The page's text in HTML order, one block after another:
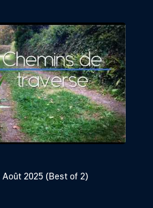
2025 (Best of 2)